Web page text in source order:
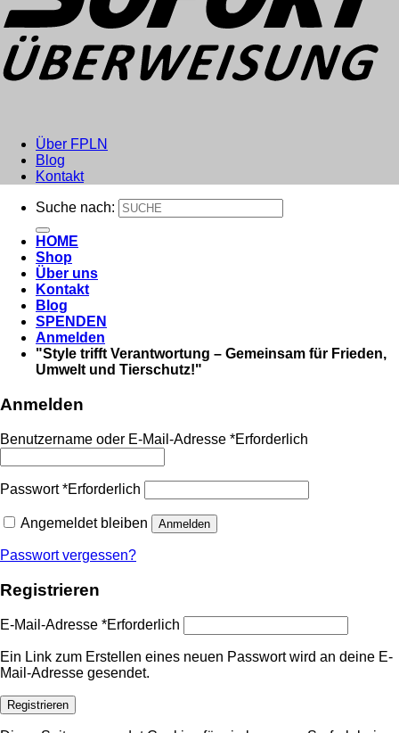
Über FPLN
Blog
Kontakt
Suche nach:
HOME
Shop
Über uns
Kontakt
Blog
SPENDEN
Anmelden
"Style trifft Verantwortung – Gemeinsam für Frieden,
Umwelt und Tierschutz!"
Anmelden
Benutzername oder E-Mail-Adresse *Erforderlich
Passwort*Erforderlich
Angemeldet bleiben Anmelden
Passwort vergessen?
Registrieren
E-Mail-Adresse *Erforderlich
Ein Link zum Erstellen eines neuen Passwort wird an deine E-
Mail-Adresse gesendet.
Registrieren